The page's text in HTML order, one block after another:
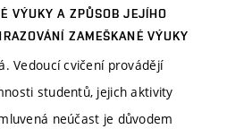
VÝUKY A ZPŮSOB JEJÍHO
ZAMEŠKANÉ VÝUKY
Vedoucí cvičení provádějí
studentů, jejich aktivity
neúčast je důvodem